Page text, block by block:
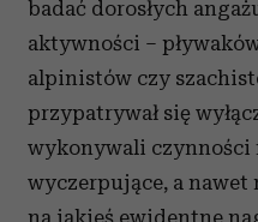
badać dorosłych
aktywności –
alpinistów czy
przypatrywał się
wykonywali czynności
wyczerpujące, a
na jakieś ewidentne